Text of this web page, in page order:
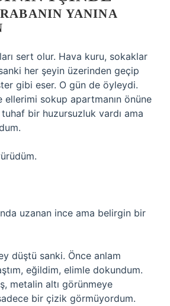
YANINA
sert olur. Hava kuru, sokaklar
her şeyin üzerinden geçip
gibi eser. O gün de öyleydi.
ellerimi sokup apartmanın önüne
bir huzursuzluk vardı ama
uzanan ince ama belirgin bir
düştü sanki. Önce anlam
eğildim, elimle dokundum.
metalin altı görünmeye
bir çizik görmüyordum.